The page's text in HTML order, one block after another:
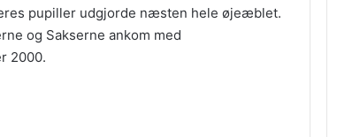
pupiller udgjorde næsten hele øjeæblet.
og Sakserne ankom med
2000.